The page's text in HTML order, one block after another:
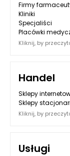
Firmy
Kliniki
Specjaliści
Placówki
Kliknij, by
Handel
Sklepy
Sklepy
Kliknij, by
Usługi